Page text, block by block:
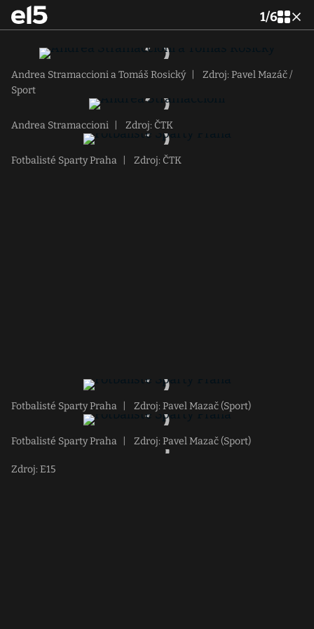
1/6
Andrea Stramaccioni a Tomáš Rosický
Zdroj: Pavel Mazáč /
Sport
Andrea Stramaccioni Zdroj: ČTK
Fotbalisté Sparty Praha Zdroj: ČTK
Fotbalisté Sparty Praha Zdroj: Pavel Mazač (Sport)
Fotbalisté Sparty Praha Zdroj: Pavel Mazač (Sport)
Zdroj: E15